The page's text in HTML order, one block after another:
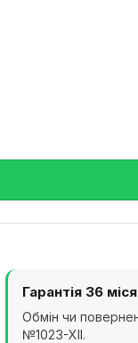
Гарантія 36
Обмін чи
№1023-XII.